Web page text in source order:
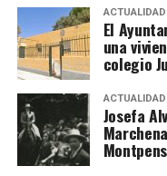
Por qué
La principal razón
pueden concentrar
superiores a los
equivalentes en
mayor control de las
horas extras y
ACTUALIDAD
El
una
colegio
ACTUALIDAD
Josefa